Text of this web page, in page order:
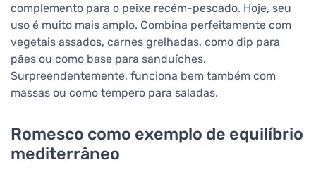
complemento para o peixe recém-pescado. Hoje, seu
uso é muito mais amplo. Combina perfeitamente com
vegetais assados, carnes grelhadas, como dip para
pães ou como base para sanduíches.
Surpreendentemente, funciona bem também com
massas ou como tempero para saladas.
Romesco como exemplo de equilíbrio
mediterrâneo